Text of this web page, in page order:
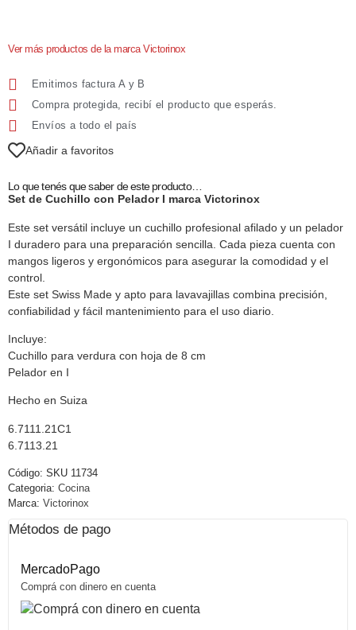
Ver más productos de la marca Victorinox
Emitimos factura A y B
Compra protegida, recibí el producto que esperás.
Envíos a todo el país
Añadir a favoritos
Lo que tenés que saber de este producto…
Set de Cuchillo con Pelador I marca Victorinox
Este set versátil incluye un cuchillo profesional afilado y un pelador
I duradero para una preparación sencilla. Cada pieza cuenta con
mangos ligeros y ergonómicos para asegurar la comodidad y el
control.
Este set Swiss Made y apto para lavavajillas combina precisión,
confiabilidad y fácil mantenimiento para el uso diario.
Incluye:
Cuchillo para verdura con hoja de 8 cm
Pelador en I
Hecho en Suiza
6.7111.21C1
6.7113.21
Código: SKU 11734
Categoria: Cocina
Marca: Victorinox
Métodos de pago
MercadoPago
Comprá con dinero en cuenta